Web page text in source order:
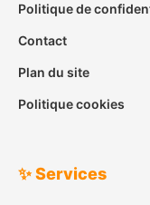
Politique de
Contact
Plan du site
Politique cookies
✨ Services